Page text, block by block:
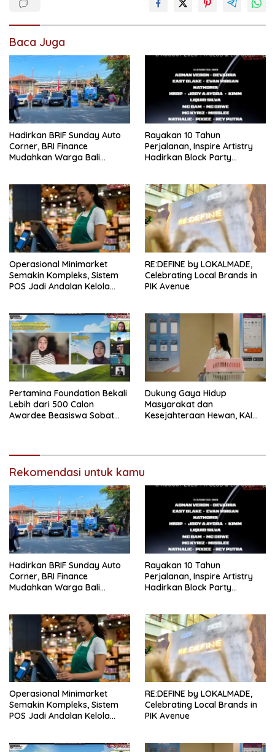
Baca Juga
Hadirkan BRIF Sunday Auto
Corner, BRI Finance
Mudahkan Warga Bali
Rayakan 10 Tahun
Perjalanan, Inspire Artistry
Hadirkan Block Party
Operasional Minimarket
Semakin Kompleks, Sistem
POS Jadi Andalan Kelola
RE:DEFINE by LOKALMADE,
Celebrating Local Brands in
PIK Avenue
Pertamina Foundation Bekali
Lebih dari 500 Calon
Awardee Beasiswa Sobat
Dukung Gaya Hidup
Masyarakat dan
Kesejahteraan Hewan, KAI
Rekomendasi untuk kamu
Hadirkan BRIF Sunday Auto
Corner, BRI Finance
Mudahkan Warga Bali
Rayakan 10 Tahun
Perjalanan, Inspire Artistry
Hadirkan Block Party
Operasional Minimarket
Semakin Kompleks, Sistem
POS Jadi Andalan Kelola
RE:DEFINE by LOKALMADE,
Celebrating Local Brands in
PIK Avenue